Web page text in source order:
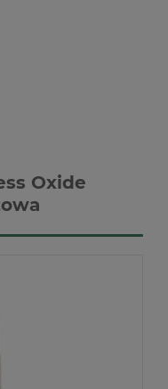
Oxide